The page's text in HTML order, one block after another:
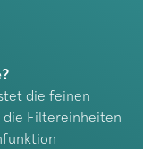
die feinen
die Filtereinheiten